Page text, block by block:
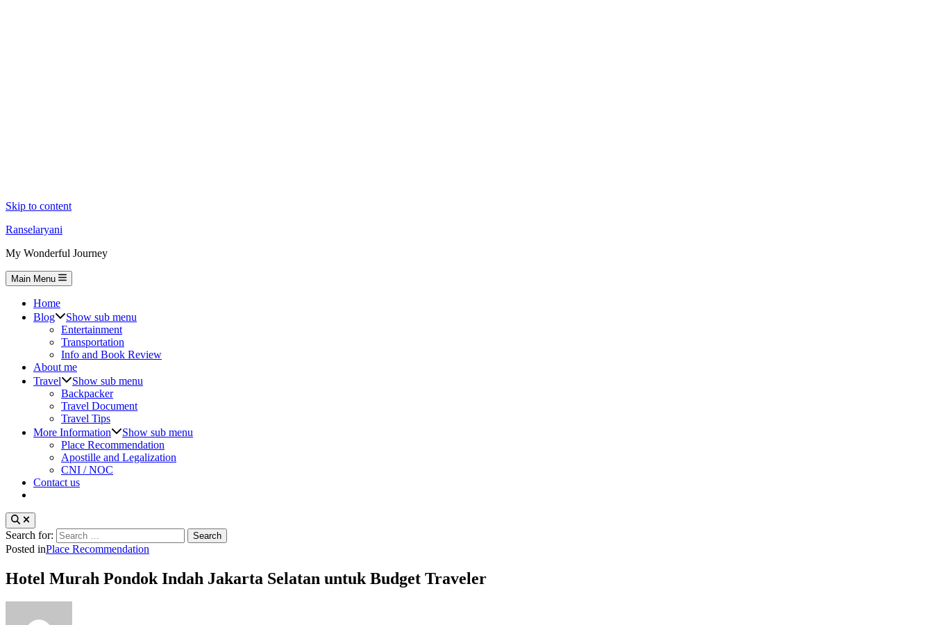
Skip to content
Ranselaryani
My Wonderful Journey
Main Menu
Home
Blog
Show sub menu
Entertainment
Transportation
Info and Book Review
About me
Travel
Show sub menu
Backpacker
Travel Document
Travel Tips
More Information
Show sub menu
Place Recommendation
Apostille and Legalization
CNI / NOC
Contact us
Search for:
Posted inPlace Recommendation
Hotel Murah Pondok Indah Jakarta Selatan untuk Budget Traveler